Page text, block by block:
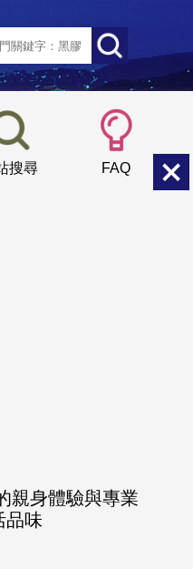
搜尋 FAQ
小 中
親身體驗與專業
品味